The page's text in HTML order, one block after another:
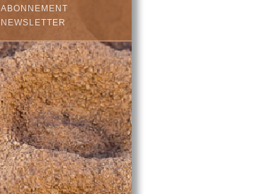
ABONNEMENT
NEWSLETTER